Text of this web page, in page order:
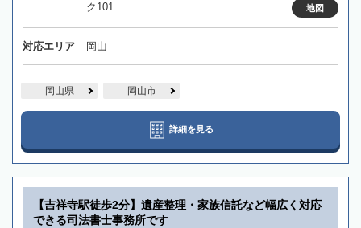
ク101
地図
対応エリア 岡山
岡山県 岡山市
詳細を見る
【吉祥寺駅徒歩2分】遺産整理・家族信託など幅広く対応
できる司法書士事務所です